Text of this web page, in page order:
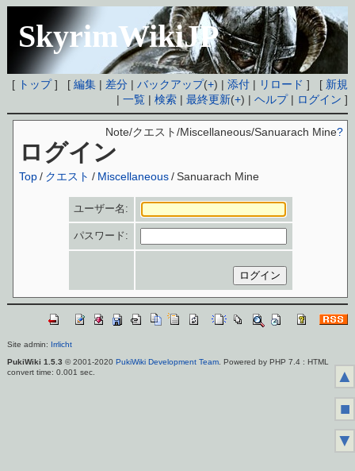
SkyrimWikiJP
[ トップ] [編集 | 差分 |バックアップ(+) |添付 | リロード ] [ 新規
|一覧 |検索 |最終更新(+) |ヘルプ| ログイン ]
ログイン
Note/クエスト/Miscellaneous/Sanuarach Mine?
Top / クエスト / Miscellaneous/ Sanuarach Mine
ユーザー名:
パスワード:
Site admin: Irrlicht
PukiWiki 1.5.3 © 2001-2020 PukiWiki Development Team. Powered by PHP 7.4 : HTML
convert time: 0.001 sec.
▲
■
▼